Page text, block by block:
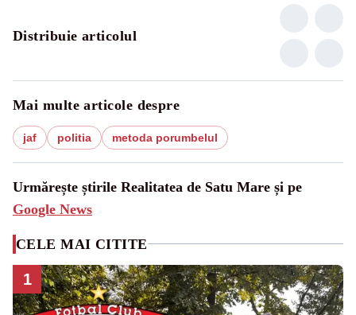
Distribuie articolul
Mai multe articole despre
jaf politia metoda porumbelul
Urmărește știrile Realitatea de Satu Mare și pe
Google News
CELE MAI CITITE
1